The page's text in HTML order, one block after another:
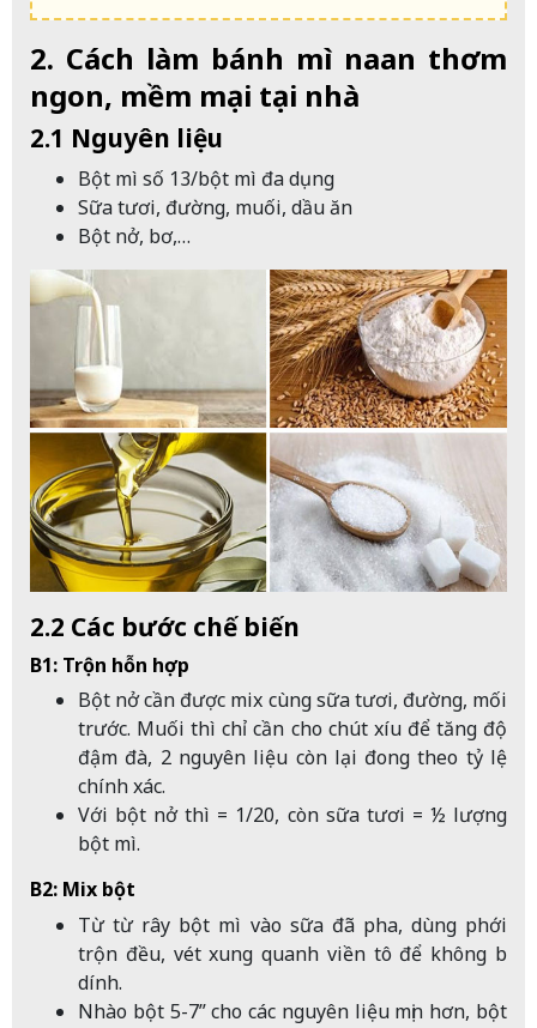
2. Cách làm bánh mì naan thơm
ngon, mềm mại tại nhà
2.1 Nguyên liệu
Bột mì số 13/bột mì đa dụng
Sữa tươi, đường, muối, dầu ăn
Bột nở, bơ,…
2.2 Các bước chế biến
B1: Trộn hỗn hợp
Bột nở cần được mix cùng sữa tươi, đường, mối
trước. Muối thì chỉ cần cho chút xíu để tăng độ
đậm đà, 2 nguyên liệu còn lại đong theo tỷ lệ
chính xác.
Với bột nở thì = 1/20, còn sữa tươi = ½ lượng
bột mì.
B2: Mix bột
Từ từ rây bột mì vào sữa đã pha, dùng phới
trộn đều, vét xung quanh viền tô để không bị
dính.
Nhào bột 5-7” cho các nguyên liệu mịn hơn, bột